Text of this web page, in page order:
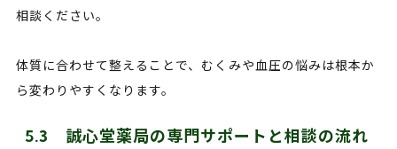
相談ください。
体質に合わせて整えることで、むくみや血圧の悩みは根本か
ら変わりやすくなります。
5.3 誠心堂薬局の専門サポートと相談の流れ